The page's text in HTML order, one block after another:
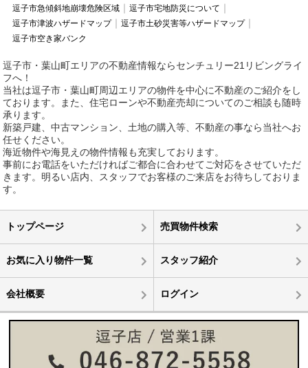
逗子市急傾斜地崩壊危険区域
逗子市宅地防災について
逗子市津波ハザードマップ
逗子市土砂災害等ハザードマップ
逗子市空き家バンク
逗子市・葉山町エリアの不動産情報ならセンチュリー21リビングライ
フへ！
当社は逗子市・葉山町周辺エリアの物件を中心に不動産のご紹介をし
ております。また、住宅ローンや不動産売却についてのご相談も随時
承ります。
新築戸建、中古マンション、土地の購入等、不動産の事なら当社へお
任せください。
海近物件や海見えの物件情報も充実しております。
事前にお電話をいただければご都合に合わせてご対応をさせていただ
きます。明るい店内、スタッフでお客様のご来店をお待ちしておりま
す。
トップページ 売買物件検索
お気に入り物件一覧 スタッフ紹介
会社概要 ログイン